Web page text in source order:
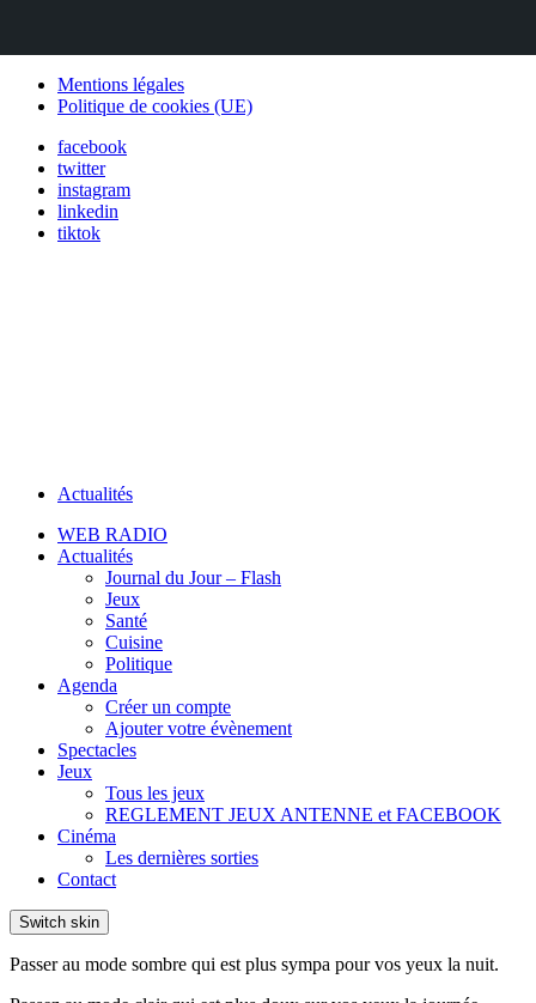
Mentions légales
Politique de cookies (UE)
facebook
twitter
instagram
linkedin
tiktok
Actualités
WEB RADIO
Actualités
Journal du Jour – Flash
Jeux
Santé
Cuisine
Politique
Agenda
Créer un compte
Ajouter votre évènement
Spectacles
Jeux
Tous les jeux
REGLEMENT JEUX ANTENNE et FACEBOOK
Cinéma
Les dernières sorties
Contact
Switch skin
Passer au mode sombre qui est plus sympa pour vos yeux la nuit.